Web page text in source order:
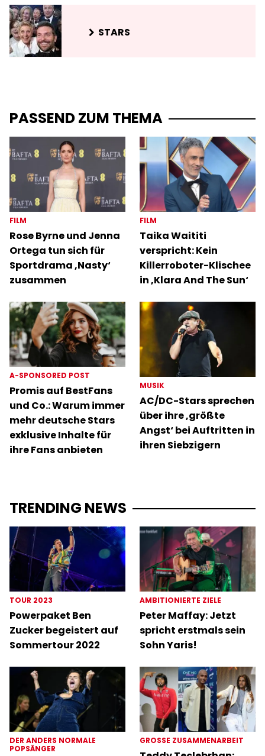
STARS
PASSEND ZUM THEMA
FILM
Rose Byrne und Jenna
Ortega tun sich für
Sportdrama ‚Nasty‘
zusammen
FILM
Taika Waititi
verspricht: Kein
Killerroboter-Klischee
in ‚Klara And The Sun‘
A-SPONSORED POST
Promis auf BestFans
und Co.: Warum immer
mehr deutsche Stars
exklusive Inhalte für
ihre Fans anbieten
MUSIK
AC/DC-Stars sprechen
über ihre ‚größte
Angst‘ bei Auftritten in
ihren Siebzigern
TRENDING NEWS
TOUR 2023
Powerpaket Ben
Zucker begeistert auf
Sommertour 2022
AMBITIONIERTE ZIELE
Peter Maffay: Jetzt
spricht erstmals sein
Sohn Yaris!
DER ANDERS NORMALE
POPSÄNGER
GROSSE ZUSAMMENARBEIT